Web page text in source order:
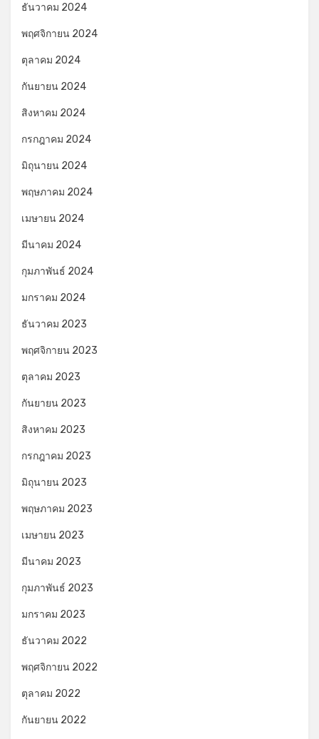
ธันวาคม 2024
พฤศจิกายน 2024
ตุลาคม 2024
กันยายน 2024
สิงหาคม 2024
กรกฎาคม 2024
มิถุนายน 2024
พฤษภาคม 2024
เมษายน 2024
มีนาคม 2024
กุมภาพันธ์ 2024
มกราคม 2024
ธันวาคม 2023
พฤศจิกายน 2023
ตุลาคม 2023
กันยายน 2023
สิงหาคม 2023
กรกฎาคม 2023
มิถุนายน 2023
พฤษภาคม 2023
เมษายน 2023
มีนาคม 2023
กุมภาพันธ์ 2023
มกราคม 2023
ธันวาคม 2022
พฤศจิกายน 2022
ตุลาคม 2022
กันยายน 2022